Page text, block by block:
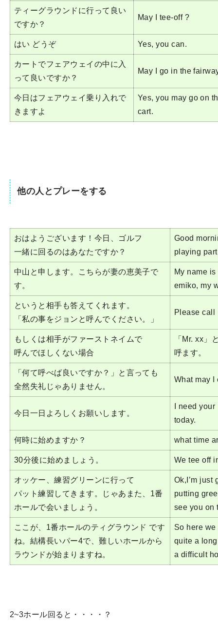
ティーグラウンドに行って良い
ですか？
May I tee-off ?
はい どうぞ Yes, you can.
カートでフェアウェイの中に入
って良いですか？
May I go in the
今日はフェアウェイ乗り入れで
きますよ
Yes, you may go on
cart.
他の人とプレーをする
おはようございます！今日、ゴルフ
一緒に回るのはあなたですか？
Good
playing
中山と申します。こちらが妻の恵美子で
す。
My name
emiko, my
というと相手も答えてくれます。
「私の事をジョンと呼んでください。」
Please call
もしくは相手がファーストネイムで
呼んでほしくない場合
「Mr. xx」
呼ます。
「何て呼べば良いですか？」と言っても
全然失礼じゃありません。
What may I
今日一日よろしくお願いします。
I need
today.
何時に始めますか？ what time
30分後に始めましょう。 We tee off
オッケー、練習グリーンに行って
パット練習してきます。じゃあまた、1番
ホールで会いましょう。
Ok,I’m just
putting
see you on
ここが、1番ホールのティグラウンド です
ね。結構長いパー4で、難しいホールから
ラウンドが始まりますね。
So here we
quite a
a difficult
2~3ホール回ると・・・・？